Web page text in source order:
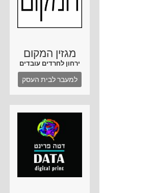
מגזין המקום
ירחון לחרדים עובדים
למעבר לבית העסק